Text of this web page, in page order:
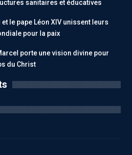
sanitaires et éducatives
le pape Léon XIV unissent leurs
pour la paix
porte une vision divine pour
du Christ